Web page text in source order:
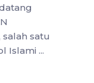
satu
Islami